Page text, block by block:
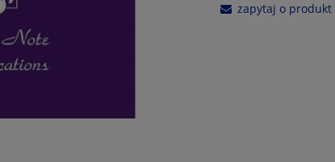
zapytaj o produkt